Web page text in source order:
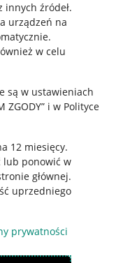
innych źródeł.
urządzeń na
.
w celu
są w ustawieniach
ZGODY” i w Polityce
12 miesięcy.
lub ponowić w
głównej.
uprzedniego
prywatności